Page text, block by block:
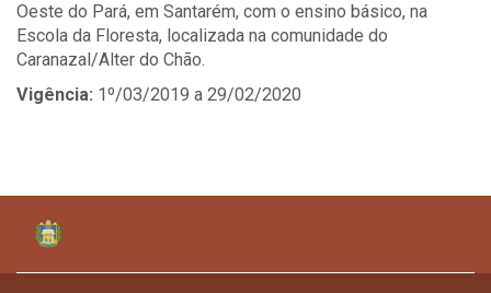
Oeste do Pará, em Santarém, com o ensino básico, na
Escola da Floresta, localizada na comunidade do
Caranazal/Alter do Chão.
Vigência: 1º/03/2019 a 29/02/2020